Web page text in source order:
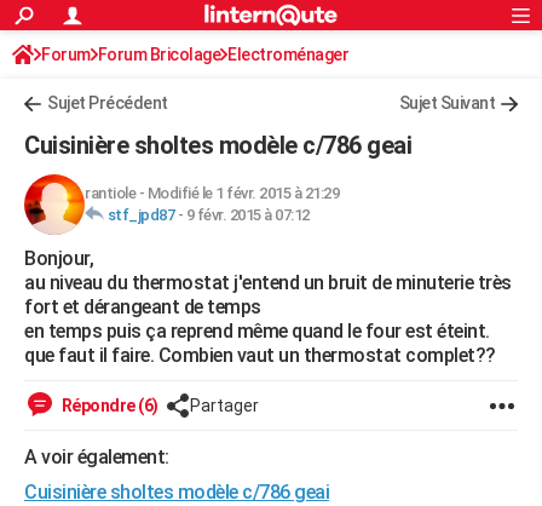
ACTUALITÉS
Politique
Société
Faits Divers
Education
Monde
Villes
+
FINANCE
Retraite
Impôts
Epargne
Immobilier
Risques naturels par ville
Banque
Assurance
Crédit
AUTO
Essais
Réserver un essai
Citadines
Berlines
SUV
Forum auto
+HIGH-TECH
Mobiles
Meilleur smartphone
Internet
Ordinateurs
Jeux vidéo
Guide high-tech
+BRICOLAGE
Forum
Aménagement intérieur
Extérieur
Cuisine
Salle de bains
Jardinage
Rangement
Guides de France
Escapades
Patrimoine
Expositions
Musées
Week-end nature
Art de vivre
Bien-être
Loisirs
Mode
Modes de vie
S'inscrire
Connexion
Forum Forum Bricolage Electroménager
Sujet Précédent Sujet Suivant
Cuisinière sholtes modèle c/786 geai
rantiole- Modifié le 1 févr. 2015 à 21:29
stf_jpd87- 9 févr. 2015 à 07:12
Bonjour,
au niveau du thermostat j'entend un bruit de minuterie très
fort et dérangeant de temps
en temps puis ça reprend même quand le four est éteint.
que faut il faire. Combien vaut un thermostat complet??
Répondre (6) Partager
A voir également:
Cuisinière sholtes modèle c/786 geai